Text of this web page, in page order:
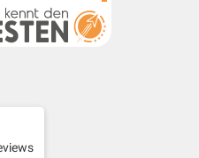
Steuerberater
Recklinghausen Ines
Rachuba